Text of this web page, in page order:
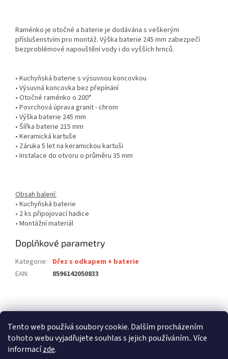
Tento web používá soubory cookie. Dalším procházením
tohoto webu vyjadřujete souhlas s jejich používáním.. Více
informacízde.
Raménko je otočné a baterie je dodávána s veškerým
příslušenstvím pro montáž. Výška baterie 245 mm zabezpečí
bezproblémové napouštění vody i do vyšších hrnců.
• Kuchyňská baterie s výsuvnou koncovkou
• Výsuvná koncovka bez přepínání
• Otočné raménko o 200°
• Povrchová úprava granit - chrom
• Výška baterie 245 mm
• Šířka baterie 215 mm
• Keramická kartuše
• Záruka 5 let na keramickou kartuši
• Instalace do otvoru o průměru 35 mm
Obsah balení:
• Kuchyňská baterie
• 2 ks připojovací hadice
• Montážní materiál
Doplňkové parametry
Kategorie: Dřez s odkapem + baterie
EAN: 8596142050833
á
stavební pouzdra SCRIGNO